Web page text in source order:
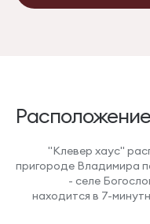
Расположение
"Клевер хаус"
пригороде Владимира
- селе
находится в 7-